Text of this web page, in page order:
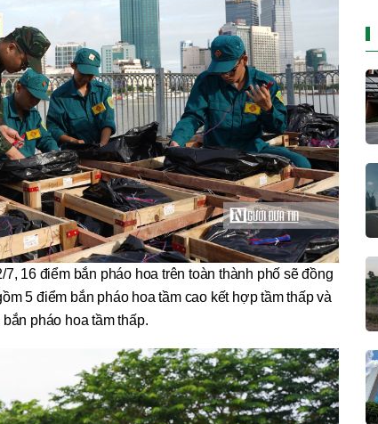
16 điểm bắn pháo hoa trên toàn thành phố sẽ đồng
5 điểm bắn pháo hoa tầm cao kết hợp tầm thấp và
bắn pháo hoa tầm thấp.